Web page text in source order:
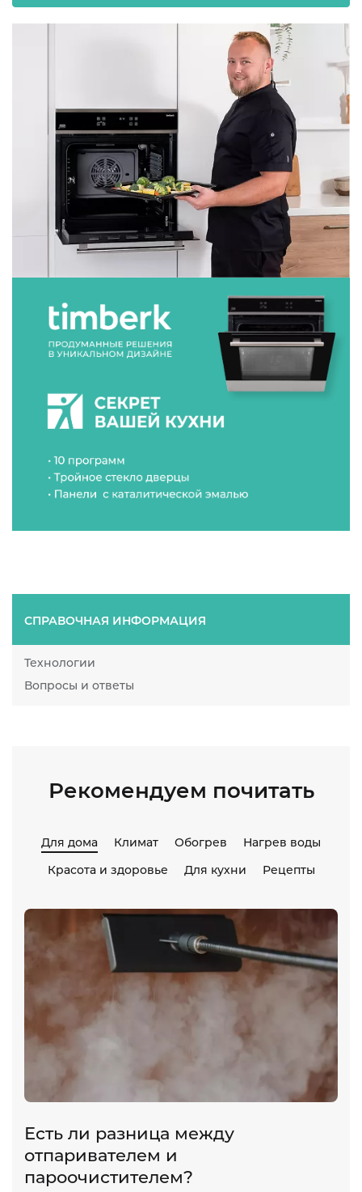
СПРАВОЧНАЯ ИНФОРМАЦИЯ
Технологии
Вопросы и ответы
Рекомендуем почитать
Для дома Климат Обогрев
Нагрев воды
Красота и здоровье
Для кухни Рецепты
Есть ли разница между
отпаривателем и
пароочистителем?